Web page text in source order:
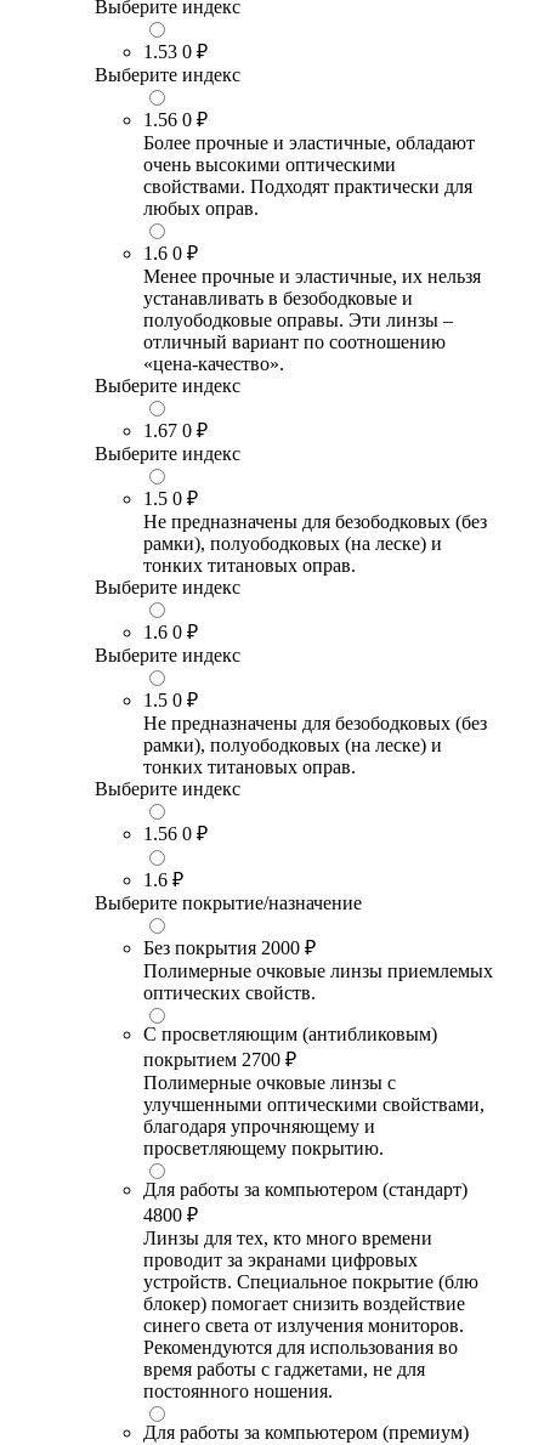
Выберите индекс
1.53 0 ₽
Выберите индекс
1.56 0 ₽
Более прочные и эластичные, обладают
очень высокими оптическими
свойствами. Подходят практически для
любых оправ.
1.6 0 ₽
Менее прочные и эластичные, их нельзя
устанавливать в безободковые и
полуободковые оправы. Эти линзы –
отличный вариант по соотношению
«цена-качество».
Выберите индекс
1.67 0 ₽
Выберите индекс
1.5 0 ₽
Не предназначены для безободковых (без
рамки), полуободковых (на леске) и
тонких титановых оправ.
Выберите индекс
1.6 0 ₽
Выберите индекс
1.5 0 ₽
Не предназначены для безободковых (без
рамки), полуободковых (на леске) и
тонких титановых оправ.
Выберите индекс
1.56 0 ₽
1.6 ₽
Выберите покрытие/назначение
Без покрытия 2000 ₽
Полимерные очковые линзы приемлемых
оптических свойств.
С просветляющим (антибликовым)
покрытием 2700 ₽
Полимерные очковые линзы с
улучшенными оптическими свойствами,
благодаря упрочняющему и
просветляющему покрытию.
Для работы за компьютером (стандарт)
4800 ₽
Линзы для тех, кто много времени
проводит за экранами цифровых
устройств. Специальное покрытие (блю
блокер) помогает снизить воздействие
синего света от излучения мониторов.
Рекомендуются для использования во
время работы с гаджетами, не для
постоянного ношения.
Для работы за компьютером (премиум)